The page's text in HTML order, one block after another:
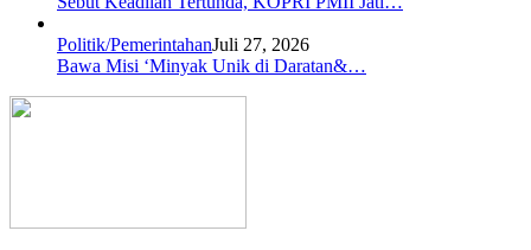
Politik/PemerintahanJuli 27, 2026
Bawa Misi ‘Minyak Unik di Daratan&…